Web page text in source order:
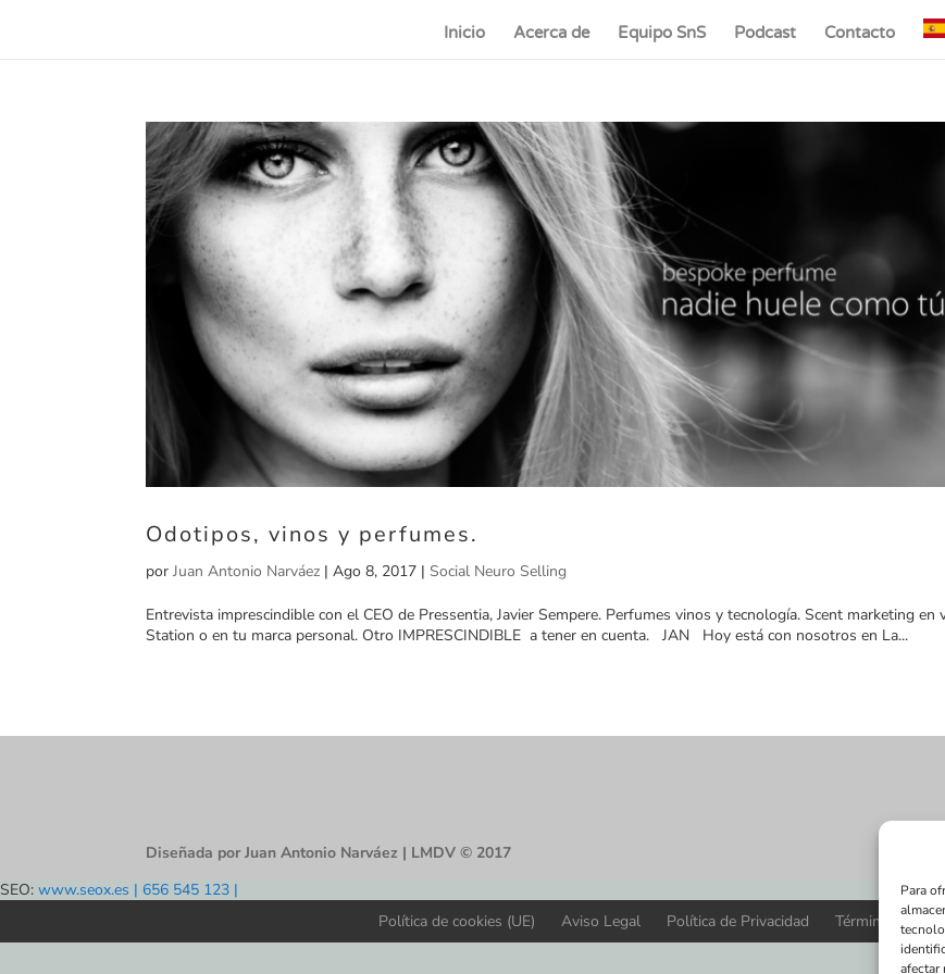
Para
afectar
Inicio Acerca de Equipo SnS Podcast Contacto
Odotipos, vinos y perfumes.
porJuan Antonio Narváez |Ago 8, 2017 | Social Neuro Selling
Entrevista imprescindible con el CEO de Pressentia, Javier Sempere. Perfumes vinos y tecnología. Scent marketing en
Station o en tu marca personal. Otro IMPRESCINDIBLE a tener en cuenta. JAN Hoy está con nosotros en La...
Diseñada por Juan Antonio Narváez | LMDV © 2017
SEO: www.seox.es | 656 545 123 |
Política de cookies (UE)
Aviso Legal Política de Privacidad Términos y